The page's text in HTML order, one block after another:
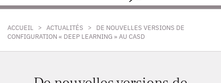
ACCUEIL > ACTUALITÉS >
DE NOUVELLES VERSIONS DE
CONFIGURATION « DEEP LEARNING » AU CASD